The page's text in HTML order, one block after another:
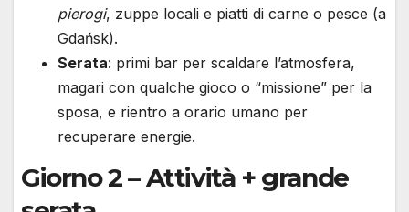
pierogi, zuppe locali e piatti di carne o pesce (a
Gdańsk).
Serata: primi bar per scaldare l’atmosfera,
magari con qualche gioco o “missione” per la
sposa, e rientro a orario umano per
recuperare energie.
Giorno 2 – Attività + grande